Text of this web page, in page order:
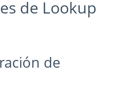
de Lookup